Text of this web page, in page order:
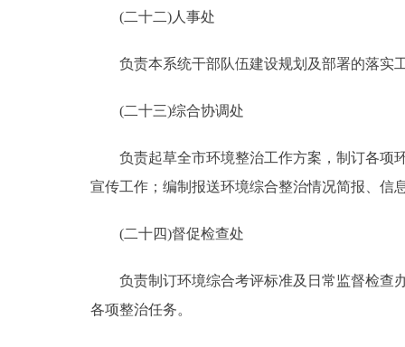
(二十二)人事处
负责本系统干部队伍建设规划及部署的落实
(二十三)综合协调处
负责起草全市环境整治工作方案，制订各项环
宣传工作；编制报送环境综合整治情况简报、信
(二十四)督促检查处
负责制订环境综合考评标准及日常监督检查办
各项整治任务。